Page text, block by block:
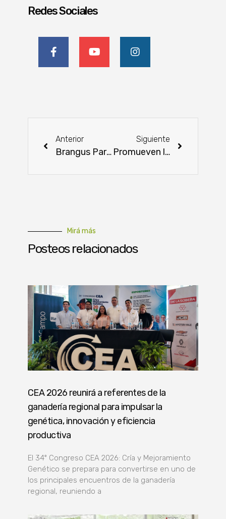
Redes Sociales
Anterior
Brangus Paraguay premió el esfuerzo y la pasión de sus criadores
Siguiente
Promueven la sostenibilidad en comunidades del Chaco
Mirá más
Posteos relacionados
CEA 2026 reunirá a referentes de la
ganadería regional para impulsar la
genética, innovación y eficiencia
productiva
El 34º Congreso CEA 2026: Cría y Mejoramiento
Genético se prepara para convertirse en uno de
los principales encuentros de la ganadería
regional, reuniendo a